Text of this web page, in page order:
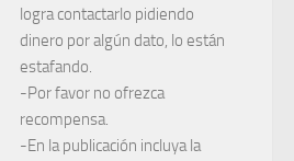
logra contactarlo pidiendo
dinero por algún dato, lo están
estafando.
-Por favor no ofrezca
recompensa.
-En la publicación incluya la